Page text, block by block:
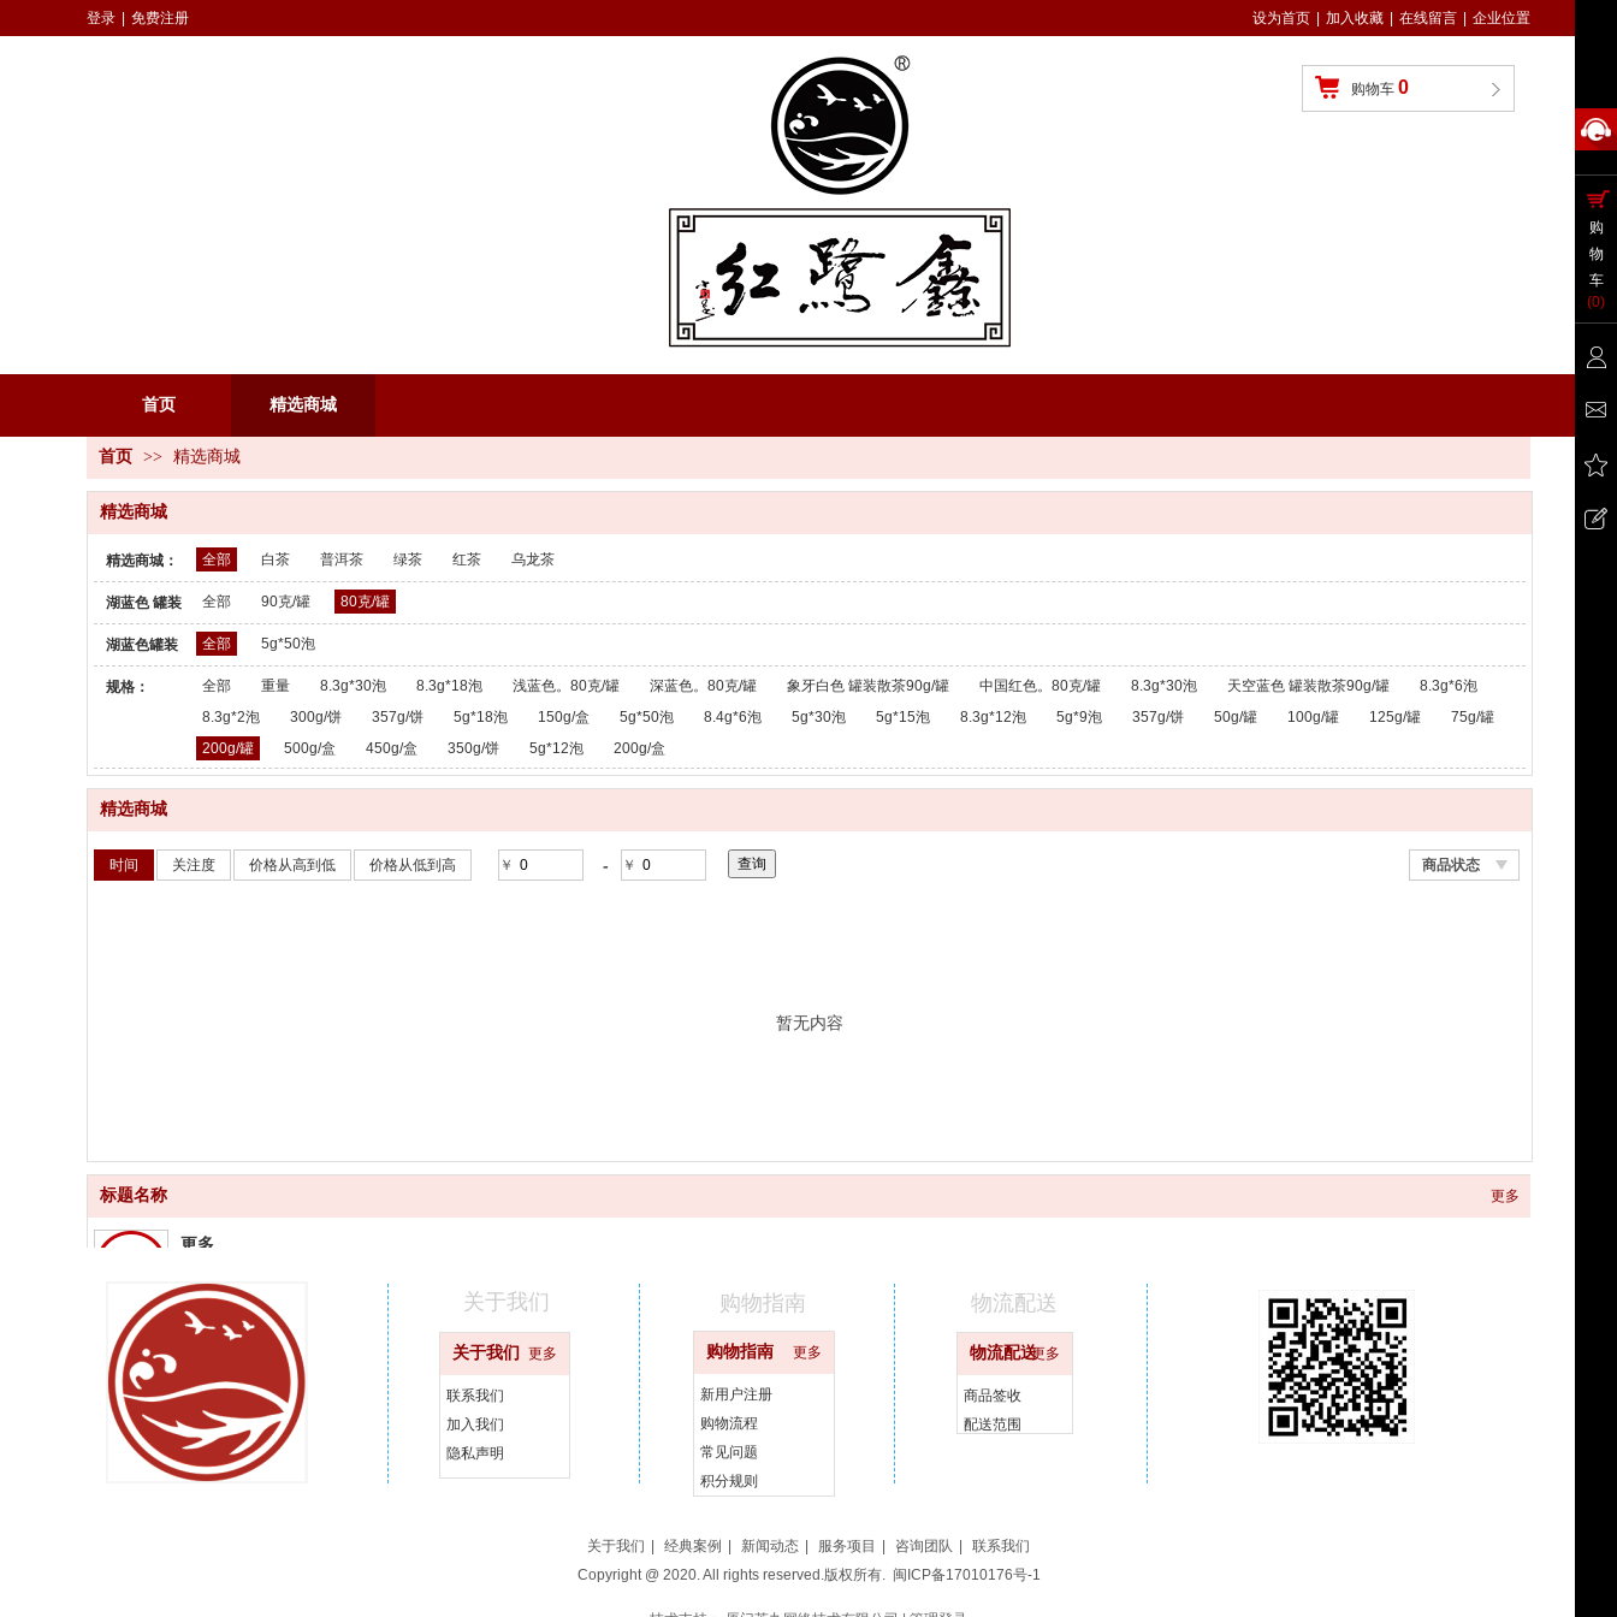
购物车 0
登录 免费注册 设为首页 加入收藏 在线留言 企业位置
首页 精选商城
首页 >> 精选商城
精选商城
精选商城： 全部 白茶 普洱茶 绿茶 红茶 乌龙茶
湖蓝色 罐装
散茶：
全部 90克/罐 80克/罐
湖蓝色罐装
散茶：
全部 5g*50泡
规格： 全部 重量 8.3g*30泡 8.3g*18泡 浅蓝色。80克/罐 深蓝色。80克/罐 象牙白色 罐装散茶90g/罐 中国红色。80克/罐 8.3g*30泡 天空蓝色 罐装散茶90g/罐
8.3g*6泡
8.3g*2泡
300g/饼 357g/饼 5g*18泡 150g/盒 5g*50泡 8.4g*6泡 5g*30泡 5g*15泡 8.3g*12泡 5g*9泡 357g/饼 50g/罐 100g/罐 125g/罐
75g/罐
200g/罐
500g/盒 450g/盒 350g/饼 5g*12泡 200g/盒
精选商城
商品状态
时间 关注度 价格从高到低 价格从低到高 ￥ - ￥
暂无内容
标题名称 更多
更多
更快
更好
汇聚品牌
关于我们 更多
联系我们
加入我们
隐私声明
购物指南 更多
新用户注册
购物流程
常见问题
积分规则
物流配送更多
商品签收
配送范围
关于我们 购物指南 物流配送
关于我们 经典案例 新闻动态 服务项目 咨询团队
联系我们
Copyright @ 2020. All rights reserved.版权所有. 闽ICP备17010176号-1
购
物
车
(0)